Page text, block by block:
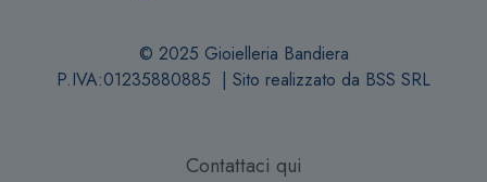
© 2025 Gioielleria Bandiera
P.IVA:01235880885 | Sito realizzato da BSS SRL
Contattaci qui